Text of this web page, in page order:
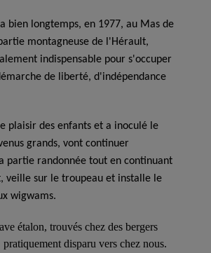
bien longtemps, en 1977, au Mas de
montagneuse de l'Hérault,
indispensable pour s'occuper
de liberté, d'indépendance
plaisir des enfants et a inoculé le
grands, vont continuer
partie randonnée tout en continuant
veille sur le troupeau et installe le
wigwams.
étalon, trouvés chez des bergers
disparu vers chez nous.